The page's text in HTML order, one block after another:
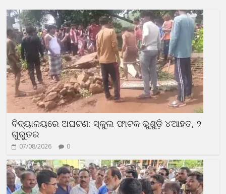
ବିଦ୍ୟାଳୟରେ ଅଘଟଣ: ସ୍କୁଲ ଫାଟକ ଭୁଶୁଡ଼ି ୪ଆହତ, ୨
ଗୁରୁତର
07/08/2026 0